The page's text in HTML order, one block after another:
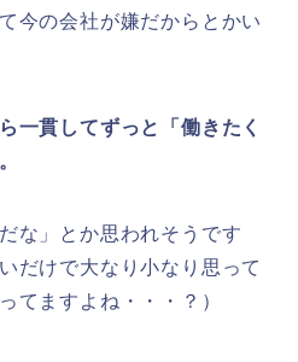
今の会社が嫌だからとかい
一貫してずっと「働きたく
な」とか思われそうです
だけで大なり小なり思って
てますよね・・・？）